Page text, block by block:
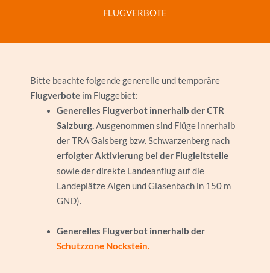
FLUGVERBOTE
Bitte beachte folgende generelle und temporäre
Flugverbote im Fluggebiet:
Generelles Flugverbot innerhalb der CTR
Salzburg.Ausgenommen sind Flüge innerhalb
der TRA Gaisberg bzw. Schwarzenberg nach
erfolgter Aktivierung bei der Flugleitstelle
sowie der direkte Landeanflug auf die
Landeplätze Aigen und Glasenbach in 150 m
GND).
Generelles Flugverbot innerhalb der
Schutzzone Nockstein.